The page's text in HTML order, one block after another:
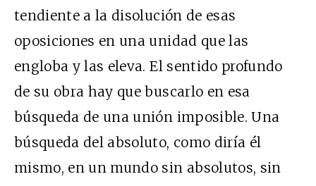
tendiente a la disolución de esas
oposiciones en una unidad que las
engloba y las eleva. El sentido profundo
de su obra hay que buscarlo en esa
búsqueda de una unión imposible. Una
búsqueda del absoluto, como diría él
mismo, en un mundo sin absolutos, sin